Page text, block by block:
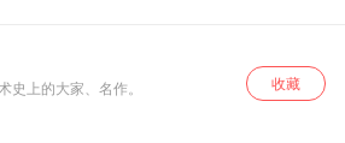
上的大家、名作。
收藏